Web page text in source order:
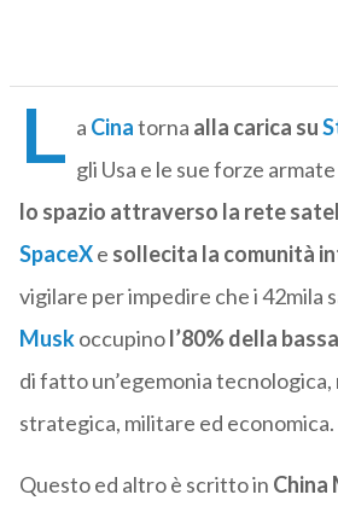
L a Cinatorna alla carica su
gli Usa e le sue forze
lo spazio attraverso la rete
SpaceXe sollecita la comunità
vigilare per impedire che i 42mila
Muskoccupinol’80% della
di fatto un’egemonia tecnologica,
strategica, militare ed economica.
Questo ed altro è scritto in